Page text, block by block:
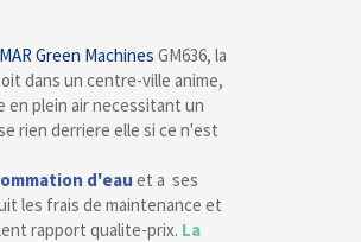
Green Machines GM636, la
dans un centre-ville anime,
en plein air necessitant un
rien derriere elle si ce n'est
d'eau et a ses
les frais de maintenance et
rapport qualite-prix. La